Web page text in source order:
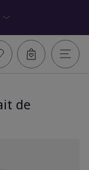
de